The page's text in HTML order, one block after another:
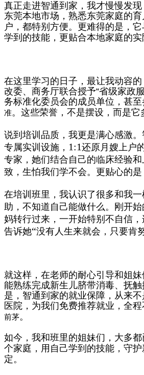
真正走进智通到家，我才慢慢发
东莞本地市场，熟悉东莞家庭的
户，都特别方便。更难得的是，
学到的技能，更贴合本地家庭的实
在这里学习的日子，最让我动容
改委、商务厅联合授予“省级家政
务标准化委员会的成员单位，甚至
准。这些荣誉，不是摆设，而是
说到培训品质，我更是满心感激
专属实训设施， 1:1还原月嫂上户
专家，她们结合自己的临床经验
致，生怕我们学不会。更贴心的
在培训班里，我认识了很多和我
助，不知道自己能做什么。刚开
妈转行过来，一开始特别不自信
告诉她“没有人生来就会，只要肯
就这样，在老师的耐心引导和姐
能熟练完成新生儿脐带消毒、抚
是，智通到家的就业保障，从来
医院，为我们免费推荐就业，全
前茅。
如今，我和班里的姐妹们，大多都
个家庭，用自己学到的技能，守
定。